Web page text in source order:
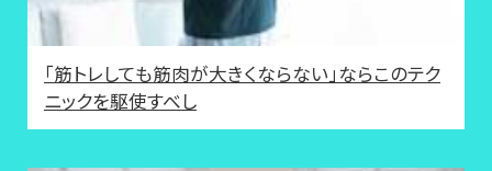
「筋トレしても筋肉が大きくならない」ならこのテク
ニックを駆使すべし